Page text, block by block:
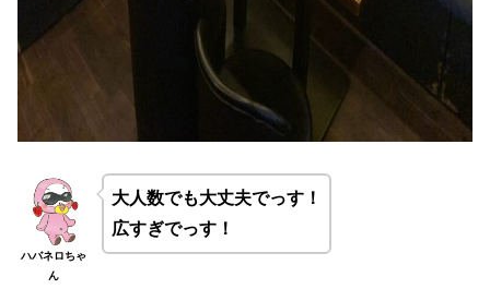
ハバネロちゃ
ん
大人数でも大丈夫でっす！
広すぎでっす！